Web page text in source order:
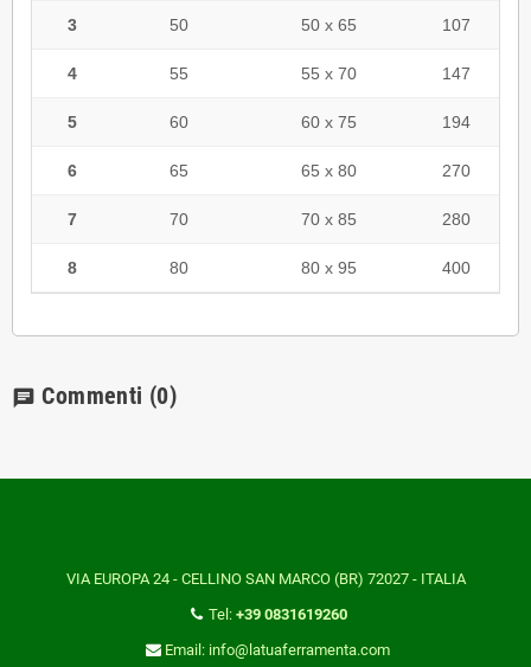
3 50 50 x 65 107
4 55 55 x 70 147
5 60 60 x 75 194
6 65 65 x 80 270
7 70 70 x 85 280
8 80 80 x 95 400
chat Commenti (0)
VIA EUROPA 24 - CELLINO SAN MARCO (BR) 72027 - ITALIA
Tel: +39 0831619260
Email: info@latuaferramenta.com